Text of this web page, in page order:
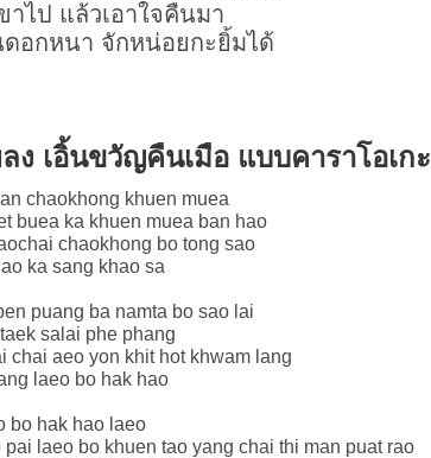
าไป แล้วเอาใจคืนมา
อกหนา จักหน่อยกะยิ้มได้
ลง เอิ้นขวัญคืนเมือ แบบคาราโอเกะ
chaokhong khuen muea
buea ka khuen muea ban hao
chaokhong bo tong sao
ka sang khao sa
puang ba namta bo sao lai
salai phe phang
chai aeo yon khit hot khwam lang
laeo bo hak hao
bo hak hao laeo
pai laeo bo khuen tao yang chai thi man puat rao